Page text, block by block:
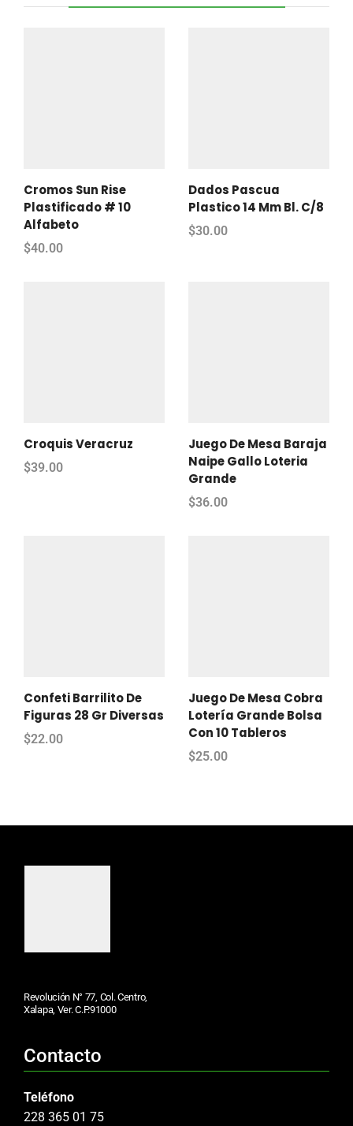
Cromos Sun Rise
Plastificado # 10
Alfabeto
$40.00
Dados Pascua
Plastico 14 Mm Bl. C/8
$30.00
Croquis Veracruz
$39.00
Juego De Mesa Baraja
Naipe Gallo Loteria
Grande
$36.00
Confeti Barrilito De
Figuras 28 Gr Diversas
$22.00
Juego De Mesa Cobra
Lotería Grande Bolsa
Con 10 Tableros
$25.00
Revolución N° 77, Col. Centro,
Xalapa, Ver. C.P.91000
Contacto
Teléfono
228 365 01 75